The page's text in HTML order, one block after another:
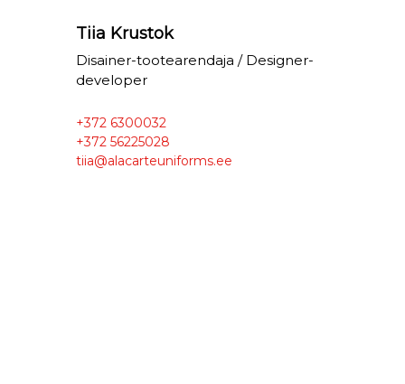
Tiia Krustok
Disainer-tootearendaja / Designer-
developer
+372 6300032
+372 56225028
tiia@alacarteuniforms.ee